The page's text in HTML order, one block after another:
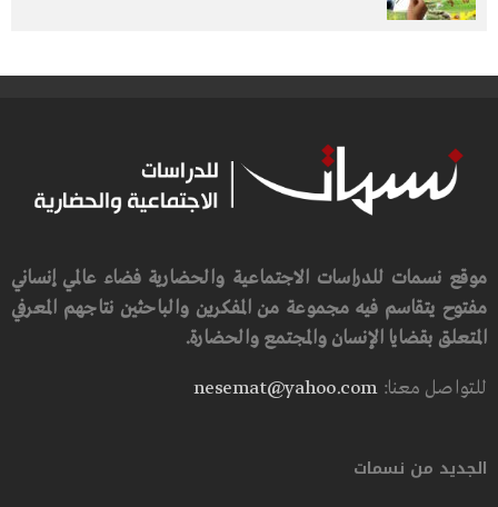
موقع نسمات للدراسات الاجتماعية والحضارية فضاء عالمي إنساني
مفتوح يتقاسم فيه مجموعة من المفكرين والباحثين نتاجهم المعرفي
المتعلق بقضايا الإنسان والمجتمع والحضارة.
للتواصل معنا:nesemat@yahoo.com
الجديد من نسمات